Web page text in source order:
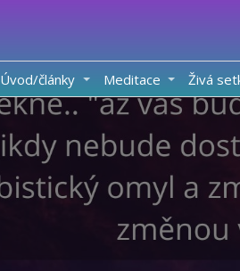
Úvod/články Meditace Živá